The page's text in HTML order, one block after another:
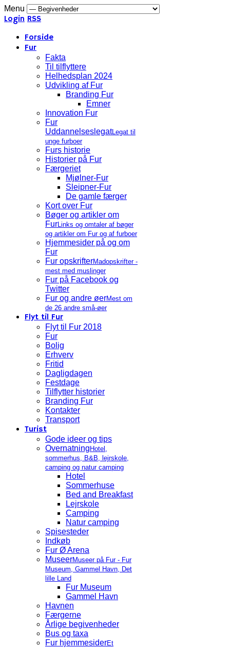
Menu
Login RSS
Forside
Fur
Fakta
Til tilflyttere
Helhedsplan 2024
Udvikling af Fur
Branding Fur
Emner
Innovation Fur
Fur
UddannelseslegatLegat til
unge furboer
Furs historie
Historier på Fur
Færgeriet
Mjølner-Fur
Sleipner-Fur
De gamle færger
Kort over Fur
Bøger og artikler om
FurLinks og omtaler af bøger
og artikler om Fur og af furboer
Hjemmesider på og om
Fur
Fur opskrifterMadopskrifter -
mest med muslinger
Fur på Facebook og
Twitter
Fur og andre øerMest om
de 26 andre små-øer
Flyt til Fur
Flyt til Fur 2018
Fur
Bolig
Erhverv
Fritid
Dagligdagen
Festdage
Tilflytter historier
Branding Fur
Kontakter
Transport
Turist
Gode ideer og tips
Overnatning Hotel,
sommerhus, B&B, lejrskole,
camping og natur camping
Hotel
Sommerhuse
Bed and Breakfast
Lejrskole
Camping
Natur camping
Spisesteder
Indkøb
Fur Ø Arena
MuseerMuseer på Fur - Fur
Museum, Gammel Havn, Det
lille Land
Fur Museum
Gammel Havn
Havnen
Færgerne
Årlige begivenheder
Bus og taxa
Fur hjemmesiderEt